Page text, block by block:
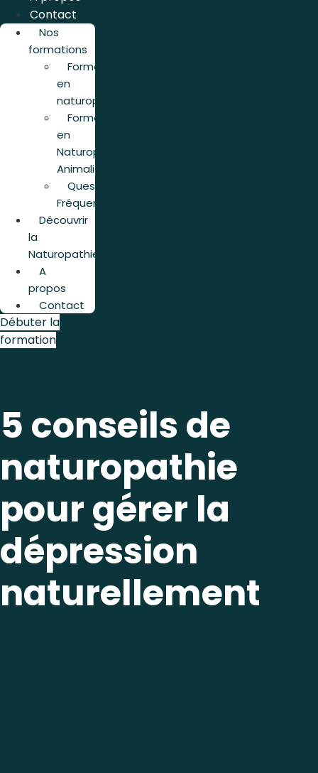
Contact
Nos
formations
Formation
en
naturopathie
Formation
en
Naturopathie
Animalière
Questions
Fréquentes
Découvrir
la
Naturopathie
A
propos
Contact
Débuter la
formation
5 conseils de
naturopathie
pour gérer la
dépression
naturellement